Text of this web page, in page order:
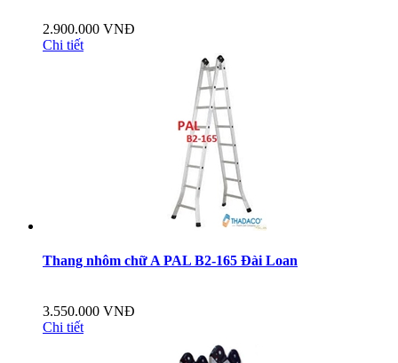
2.900.000 VNĐ
Chi tiết
Thang nhôm chữ A PAL B2-165 Đài Loan
3.550.000 VNĐ
Chi tiết